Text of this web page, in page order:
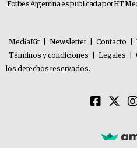
Forbes Argentina es publicada por HT
MediaKit Newsletter Contacto
Términos y condiciones
Legales
los derechos reservados.